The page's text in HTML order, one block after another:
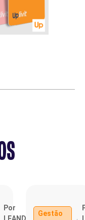
Por
Gestão